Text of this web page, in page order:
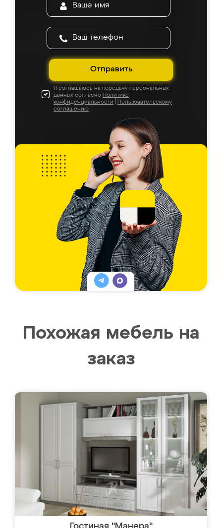
Отправить
Я соглашаюсь на передачу персональных
данных согласно Политике
конфиденциальности
Пользовательскому
соглашению
Похожая мебель на
заказ